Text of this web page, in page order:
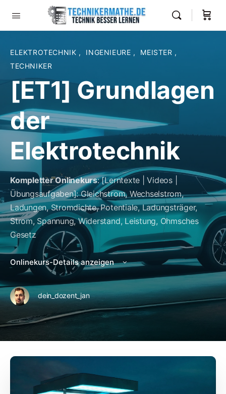
ELEKTROTECHNIK , INGENIEURE , MEISTER ,
TECHNIKER
[ET1] Grundlagen
der
Elektrotechnik
Kompletter Onlinekurs: [Lerntexte | Videos |
Übungsaufgaben]: Gleichstrom, Wechselstrom,
Ladungen, Stromdichte, Potentiale, Ladungsträger,
Strom, Spannung, Widerstand, Leistung, Ohmsches
Gesetz
Onlinekurs-Details anzeigen
dein_dozent_jan